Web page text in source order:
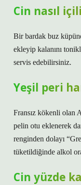
Cin nasıl
Bir bardak buz
ekleyip kalanını
servis edebilirsiniz.
Yeşil peri
Fransız kökenli olan
pelin otu eklenerek
renginden dolayı
tüketildiğinde alkol
Cin yüzde